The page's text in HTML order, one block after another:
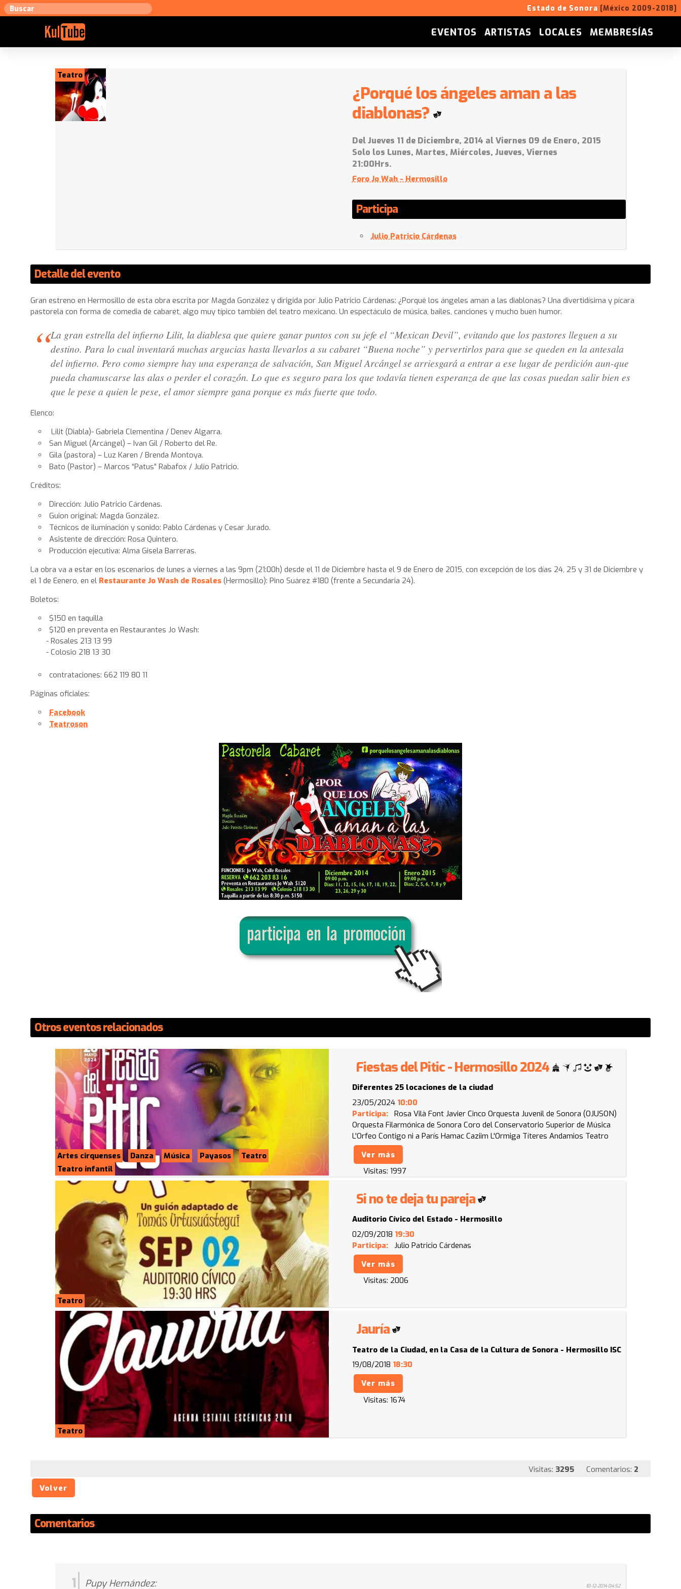
Estado de Sonora [México 2009-2018]
MEMBRESÍAS
LOCALES
ARTISTAS
EVENTOS
Teatro
¿Porqué los ángeles aman a las
diablonas?
Del Jueves 11 de Diciembre, 2014 al Viernes 09 de Enero, 2015
Solo los Lunes, Martes, Miércoles, Jueves, Viernes
21:00Hrs.
Foro Jo Wah - Hermosillo
Participa
Julio Patricio Cárdenas
Detalle del evento
Gran estreno en Hermosillo de esta obra escrita por Magda González y dirigida por Julio Patricio Cárdenas: ¿Porqué los ángeles aman a las diablonas? Una divertidísima y pícara
pastorela con forma de comedia de cabaret, algo muy típico también del teatro mexicano. Un espectáculo de música, bailes, canciones y mucho buen humor.
La gran estrella del infierno Lilit, la diablesa que quiere ganar puntos con su jefe el “Mexican Devil”, evitando que los pastores lleguen a su
destino. Para lo cual inventará muchas argucias hasta llevarlos a su cabaret “Buena noche” y pervertirlos para que se queden en la antesala
del infierno. Pero como siempre hay una esperanza de salvación, San Miguel Arcángel se arriesgará a entrar a ese lugar de perdición aun-que
pueda chamuscarse las alas o perder el corazón. Lo que es seguro para los que todavía tienen esperanza de que las cosas puedan salir bien es
que le pese a quien le pese, el amor siempre gana porque es más fuerte que todo.
Elenco:
Lilit (Diabla)- Gabriela Clementina / Denev Algarra.
San Miguel (Arcángel) – Ivan Gil / Roberto del Re.
Gila (pastora) – Luz Karen / Brenda Montoya.
Bato (Pastor) – Marcos “Patus” Rabafox / Julio Patricio.
Créditos:
Dirección: Julio Patricio Cárdenas.
Guion original: Magda González.
Técnicos de iluminación y sonido: Pablo Cárdenas y Cesar Jurado.
Asistente de dirección: Rosa Quintero.
Producción ejecutiva: Alma Gisela Barreras.
La obra va a estar en los escenarios de lunes a viernes a las 9pm (21:00h) desde el 11 de Diciembre hasta el 9 de Enero de 2015, con excepción de los días 24, 25 y 31 de Diciembre y
el 1 de Eenero, en el Restaurante Jo Wash de Rosales (Hermosillo): Pino Suárez #180 (frente a Secundaria 24).
Boletos:
$150 en taquilla
$120 en preventa en Restaurantes Jo Wash:
- Rosales 213 13 99
- Colosio 218 13 30
contrataciones: 662 119 80 11
Páginas oficiales:
Facebook
Teatroson
Otros eventos relacionados
Artes cirquenses Danza Música Payasos
Teatro
Teatro infantil
Fiestas del Pitic - Hermosillo 2024
Diferentes 25 locaciones de la ciudad
23/05/2024 10:00
Participa:
Rosa Vilà Font Javier Cinco Orquesta Juvenil de Sonora (OJUSON)
Orquesta Filarmónica de Sonora Coro del Conservatorio Superior de Música
L'Orfeo Contigo ni a París Hamac Caziim L'Ormiga Títeres Andamios Teatro
Ver más
Visitas: 1997
Teatro
Si no te deja tu pareja
Auditorio Cívico del Estado - Hermosillo
02/09/2018 19:30
Participa:
Julio Patricio Cárdenas
Ver más
Visitas: 2006
Teatro
Jauría
Teatro de la Ciudad, en la Casa de la Cultura de Sonora - Hermosillo ISC
19/08/2018 18:30
Ver más
Visitas: 1674
Visitas: 3295 Comentarios: 2
Volver
Comentarios
1 Pupy Hernández: 10-12-2014 04:52